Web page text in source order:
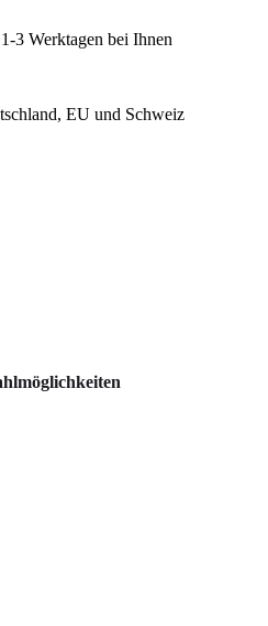
3 Werktagen bei Ihnen
EU und Schweiz